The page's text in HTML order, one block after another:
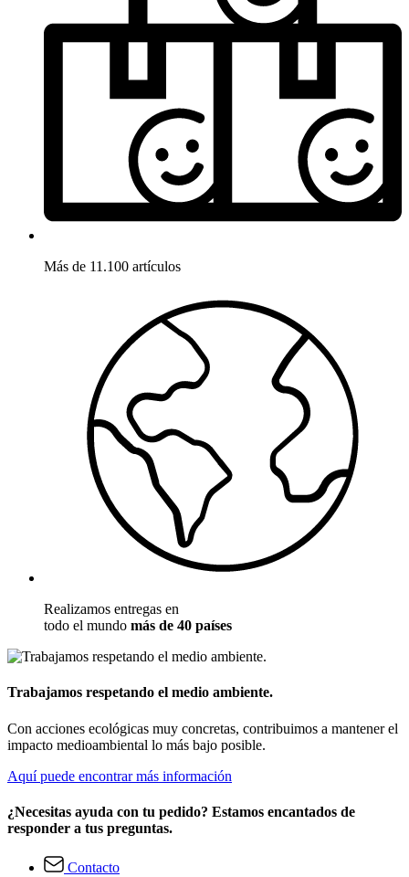
Más de 11.100 artículos
Realizamos entregas en
todo el mundo más de 40 países
Trabajamos respetando el medio ambiente.
Con acciones ecológicas muy concretas, contribuimos a mantener el
impacto medioambiental lo más bajo posible.
Aquí puede encontrar más información
¿Necesitas ayuda con tu pedido? Estamos encantados de
responder a tus preguntas.
Contacto